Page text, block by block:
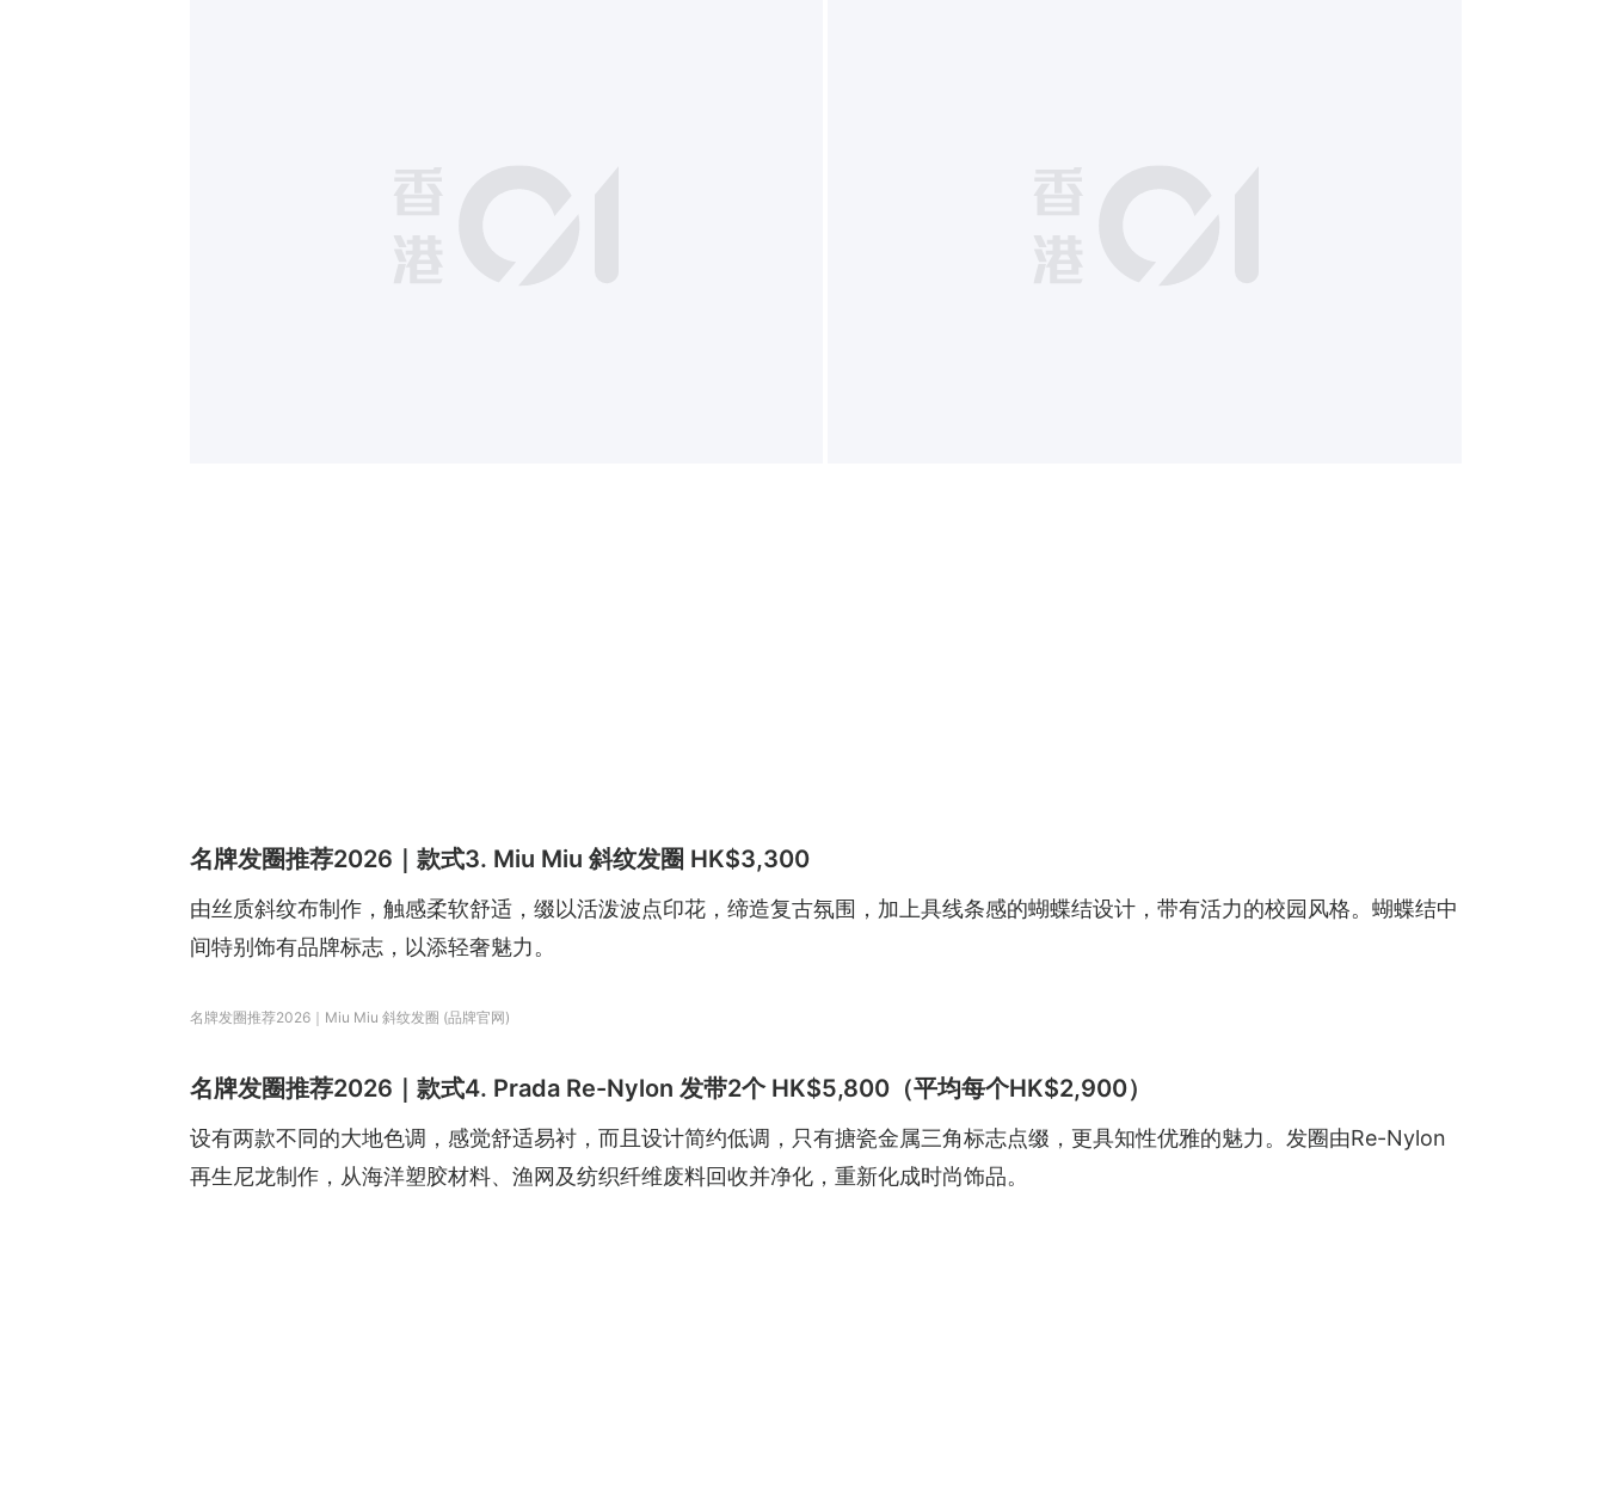
名牌发圈推荐2026｜款式3. Miu Miu 斜纹发圈 HK$3,300
由丝质斜纹布制作，触感柔软舒适，缀以活泼波点印花，缔造复古氛围，加上具线条感的蝴蝶结设计，带有活力的校园风格。蝴蝶结中
间特别饰有品牌标志，以添轻奢魅力。
名牌发圈推荐2026｜Miu Miu 斜纹发圈 (品牌官网)
名牌发圈推荐2026｜款式4. Prada Re-Nylon 发带2个 HK$5,800（平均每个HK$2,900）
设有两款不同的大地色调，感觉舒适易衬，而且设计简约低调，只有搪瓷金属三角标志点缀，更具知性优雅的魅力。发圈由Re-Nylon
再生尼龙制作，从海洋塑胶材料、渔网及纺织纤维废料回收并净化，重新化成时尚饰品。